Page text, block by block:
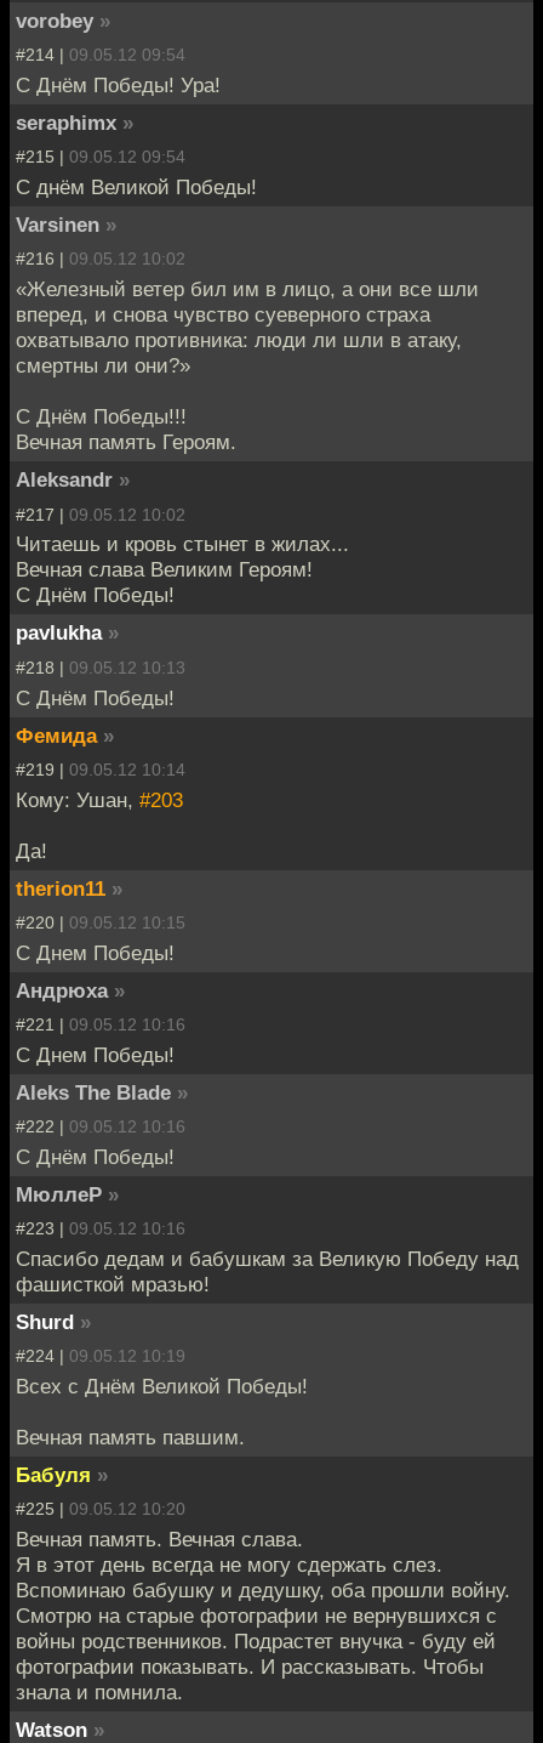
vorobey »
#214 | 09.05.12 09:54
С Днём Победы! Ура!
seraphimx »
#215 | 09.05.12 09:54
С днём Великой Победы!
Varsinen »
#216 | 09.05.12 10:02
«Железный ветер бил им в лицо, а они все шли
вперед, и снова чувство суеверного страха
охватывало противника: люди ли шли в атаку,
смертны ли они?»
С Днём Победы!!!
Вечная память Героям.
Aleksandr »
#217 | 09.05.12 10:02
Читаешь и кровь стынет в жилах...
Вечная слава Великим Героям!
С Днём Победы!
pavlukha »
#218 | 09.05.12 10:13
С Днём Победы!
Фемида »
#219 | 09.05.12 10:14
Кому: Ушан, #203
Да!
therion11 »
#220 | 09.05.12 10:15
С Днем Победы!
Андрюха »
#221 | 09.05.12 10:16
С Днем Победы!
Aleks The Blade »
#222 | 09.05.12 10:16
С Днём Победы!
МюллеР »
#223 | 09.05.12 10:16
Спасибо дедам и бабушкам за Великую Победу над
фашисткой мразью!
Shurd »
#224 | 09.05.12 10:19
Всех с Днём Великой Победы!
Вечная память павшим.
Бабуля »
#225 | 09.05.12 10:20
Вечная память. Вечная слава.
Я в этот день всегда не могу сдержать слез.
Вспоминаю бабушку и дедушку, оба прошли войну.
Смотрю на старые фотографии не вернувшихся с
войны родственников. Подрастет внучка - буду ей
фотографии показывать. И рассказывать. Чтобы
знала и помнила.
Watson »